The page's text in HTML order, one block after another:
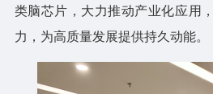
类脑芯片，大力推动产业化应用
力，为高质量发展提供持久动能。